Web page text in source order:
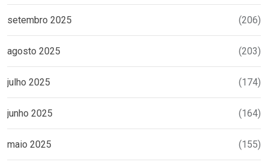
setembro 2025 (206)
agosto 2025 (203)
julho 2025 (174)
junho 2025 (164)
maio 2025 (155)